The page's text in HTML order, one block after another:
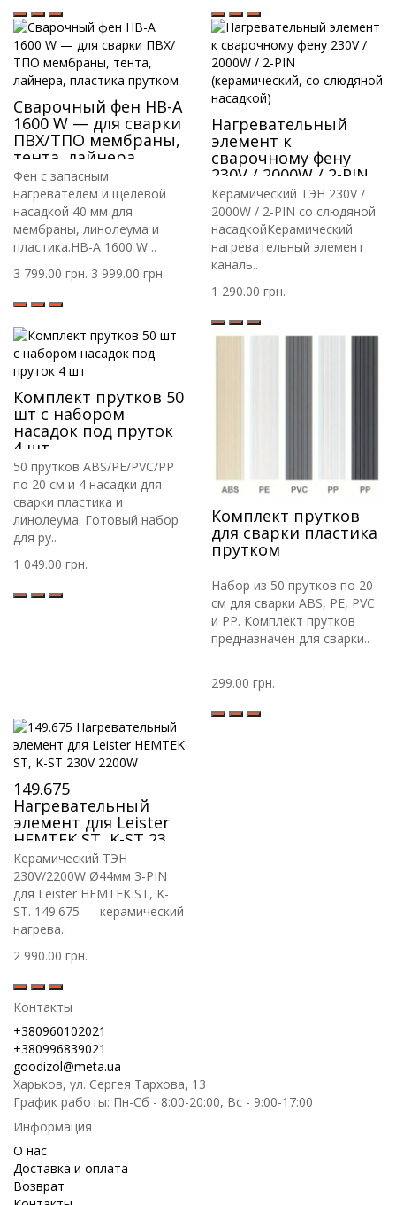
Сварочный фен HB-A
1600 W — для сварки
ПВХ/ТПО мембраны,
тента, лайнера,
пластика прутком
Фен с запасным
нагревателем и щелевой
насадкой 40 мм для
мембраны, линолеума и
пластика.HB-A 1600 W ..
3 799.00 грн. 3 999.00 грн.
Нагревательный
элемент к
сварочному фену
230V / 2000W / 2-PIN
(керамический, со
слюдяной насадкой)
Керамический ТЭН 230V /
2000W / 2-PIN со слюдяной
насадкойКерамический
нагревательный элемент
каналь..
1 290.00 грн.
Комплект прутков 50
шт с набором
насадок под пруток
4 шт
50 прутков ABS/PE/PVC/PP
по 20 см и 4 насадки для
сварки пластика и
линолеума. Готовый набор
для ру..
1 049.00 грн.
Комплект прутков
для сварки пластика
прутком
Набор из 50 прутков по 20
см для сварки ABS, PE, PVC
и PP. Комплект прутков
предназначен для сварки..
299.00 грн.
149.675
Нагревательный
элемент для Leister
HEMTEK ST, K-ST 230V
2200W
Керамический ТЭН
230V/2200W Ø44мм 3-PIN
для Leister HEMTEK ST, K-
ST. 149.675 — керамический
нагрева..
2 990.00 грн.
Контакты
+380960102021
+380996839021
goodizol@meta.ua
Харьков, ул. Сергея Тархова, 13
График работы: Пн-Сб - 8:00-20:00, Вс - 9:00-17:00
Информация
О нас
Доставка и оплата
Возврат